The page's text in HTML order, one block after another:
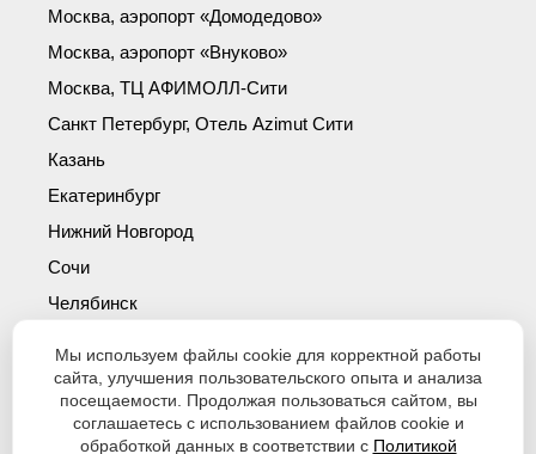
Москва, аэропорт «Домодедово»
Москва, аэропорт «Внуково»
Москва, ТЦ АФИМОЛЛ-Сити
Санкт Петербург, Отель Azimut Сити
Казань
Екатеринбург
Нижний Новгород
Сочи
Челябинск
Новосибирск
Уфа
Красноярск
Мы используем файлы cookie для корректной работы
сайта, улучшения пользовательского опыта и анализа
посещаемости. Продолжая пользоваться сайтом, вы
соглашаетесь с использованием файлов cookie и
обработкой данных в соответствии с Политикой